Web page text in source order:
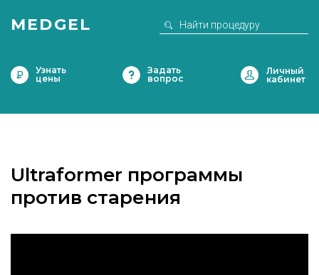
MEDGEL
Узнать
цены
Задать
вопрос
Ultraformer программы
против старения